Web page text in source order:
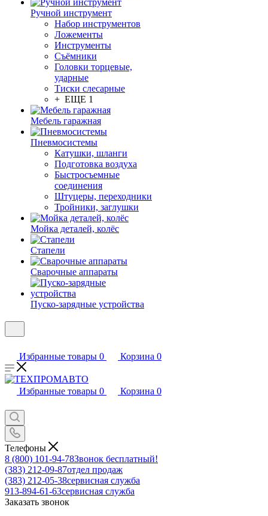
Ручной инструмент
Набор инструментов
Ложементы
Инструменты
Съёмники
Головки торцевые,
ударные
Тиски слесарные
+ ЕЩЕ 1
Мебель гаражная
Пневмосистемы
Катушки, шланги
Подготовка воздуха
Быстросъемные
соединения
Штуцеры, переходники
Тройники, заглушки
Мойка деталей, колёс
Стапели
Сварочные аппараты
Пуско-зарядные устройства
Избранные товары 0 Корзина 0
Избранные товары 0 Корзина 0
Телефоны
8 (800) 101-94-78Звонок бесплатный!
(383) 212-09-87отдел продаж
(383) 212-05-38сервисная служба
913-894-61-63сервисная служба
Заказать звонок